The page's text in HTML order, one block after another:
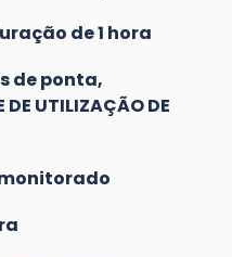
de 1 hora
de ponta,
DE UTILIZAÇÃO DE